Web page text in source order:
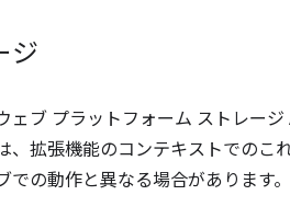
ジ
ェブ プラットフォーム ストレー
、拡張機能のコンテキストでのこ
での動作と異なる場合があります。